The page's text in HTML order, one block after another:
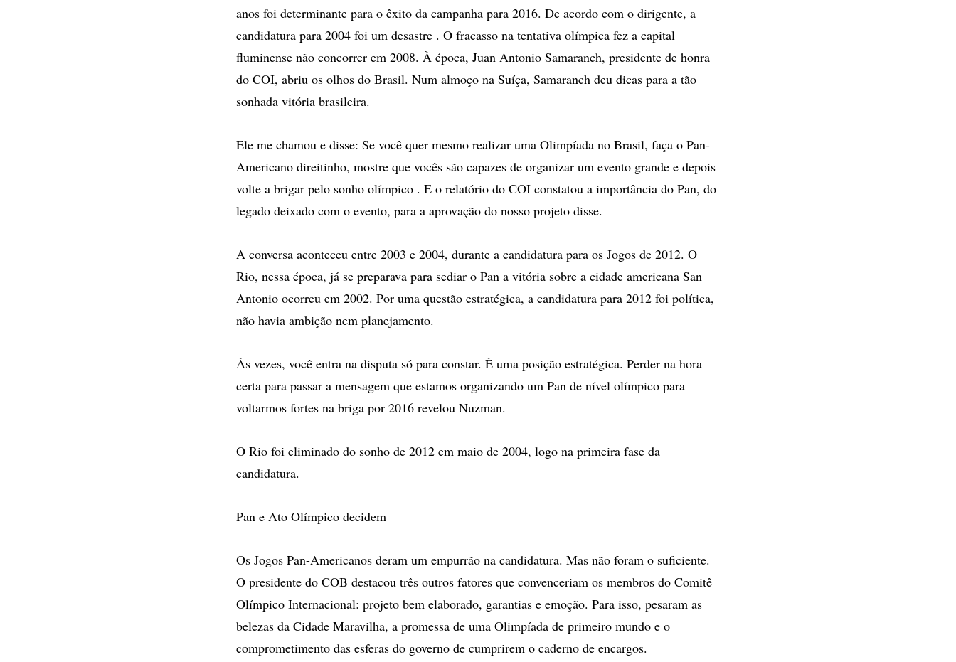
anos foi determinante para o êxito da campanha para 2016. De acordo com o dirigente, a
candidatura para 2004 foi um desastre . O fracasso na tentativa olímpica fez a capital
fluminense não concorrer em 2008. À época, Juan Antonio Samaranch, presidente de honra
do COI, abriu os olhos do Brasil. Num almoço na Suíça, Samaranch deu dicas para a tão
sonhada vitória brasileira.
Ele me chamou e disse: Se você quer mesmo realizar uma Olimpíada no Brasil, faça o Pan-
Americano direitinho, mostre que vocês são capazes de organizar um evento grande e depois
volte a brigar pelo sonho olímpico . E o relatório do COI constatou a importância do Pan, do
legado deixado com o evento, para a aprovação do nosso projeto disse.
A conversa aconteceu entre 2003 e 2004, durante a candidatura para os Jogos de 2012. O
Rio, nessa época, já se preparava para sediar o Pan a vitória sobre a cidade americana San
Antonio ocorreu em 2002. Por uma questão estratégica, a candidatura para 2012 foi política,
não havia ambição nem planejamento.
Às vezes, você entra na disputa só para constar. É uma posição estratégica. Perder na hora
certa para passar a mensagem que estamos organizando um Pan de nível olímpico para
voltarmos fortes na briga por 2016 revelou Nuzman.
O Rio foi eliminado do sonho de 2012 em maio de 2004, logo na primeira fase da
candidatura.
Pan e Ato Olímpico decidem
Os Jogos Pan-Americanos deram um empurrão na candidatura. Mas não foram o suficiente.
O presidente do COB destacou três outros fatores que convenceriam os membros do Comitê
Olímpico Internacional: projeto bem elaborado, garantias e emoção. Para isso, pesaram as
belezas da Cidade Maravilha, a promessa de uma Olimpíada de primeiro mundo e o
comprometimento das esferas do governo de cumprirem o caderno de encargos.